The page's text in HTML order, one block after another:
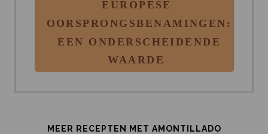
MEER RECEPTEN MET AMONTILLADO